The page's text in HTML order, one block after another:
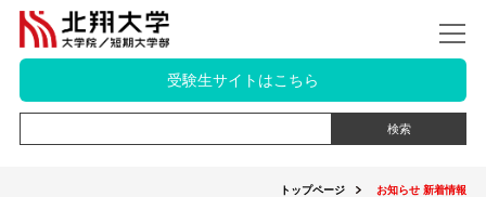
受験生サイトはこちら
トップページ お知らせ 新着情報